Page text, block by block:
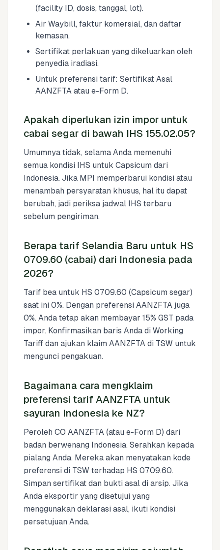
(facility ID, dosis, tanggal, lot).
Air Waybill, faktur komersial, dan daftar
kemasan.
Sertifikat perlakuan yang dikeluarkan oleh
penyedia iradiasi.
Untuk preferensi tarif: Sertifikat Asal
AANZFTA atau e-Form D.
Apakah diperlukan izin impor untuk
cabai segar di bawah IHS 155.02.05?
Umumnya tidak, selama Anda memenuhi
semua kondisi IHS untuk Capsicum dari
Indonesia. Jika MPI memperbarui kondisi atau
menambah persyaratan khusus, hal itu dapat
berubah, jadi periksa jadwal IHS terbaru
sebelum pengiriman.
Berapa tarif Selandia Baru untuk HS
0709.60 (cabai) dari Indonesia pada
2026?
Tarif bea untuk HS 0709.60 (Capsicum segar)
saat ini 0%. Dengan preferensi AANZFTA juga
0%. Anda tetap akan membayar 15% GST pada
impor. Konfirmasikan baris Anda di Working
Tariff dan ajukan klaim AANZFTA di TSW untuk
mengunci pengakuan.
Bagaimana cara mengklaim
preferensi tarif AANZFTA untuk
sayuran Indonesia ke NZ?
Peroleh CO AANZFTA (atau e-Form D) dari
badan berwenang Indonesia. Serahkan kepada
pialang Anda. Mereka akan menyatakan kode
preferensi di TSW terhadap HS 0709.60.
Simpan sertifikat dan bukti asal di arsip. Jika
Anda eksportir yang disetujui yang
menggunakan deklarasi asal, ikuti kondisi
persetujuan Anda.